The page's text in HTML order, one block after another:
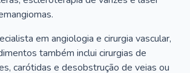
em angiologia e cirurgia vascular,
também inclui cirurgias de
carótidas e desobstrução de veias ou